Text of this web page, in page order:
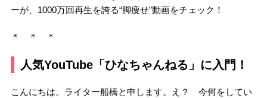
ーが、1000万回再生を誇る“脚痩せ”動画をチェック！
＊ ＊ ＊
人気YouTube「ひなちゃんねる」に入門！
こんにちは。ライター船橋と申します。え？ 今何をしてい